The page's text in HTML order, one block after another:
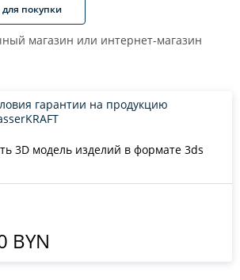
покупки
магазин или интернет-магазин
3D модель изделий в формате 3ds
гарантии на продукцию
BYN